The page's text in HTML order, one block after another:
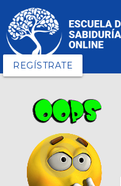
REGÍSTRATE